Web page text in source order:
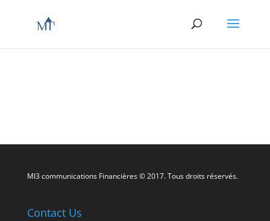
MI3 communications Financières © 2017. Tous droits réservés.
Contact Us